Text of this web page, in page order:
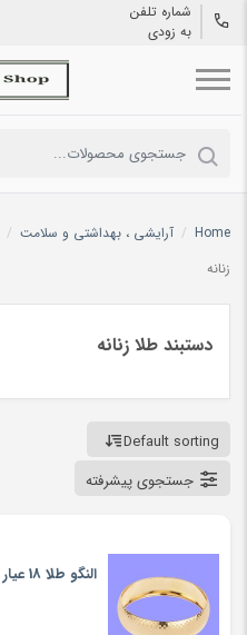
شماره تلفن
به زودی
Home
/ آرایشی ، بهداشتی و سلامت /
زنانه
دستبند طلا زنانه
Default sorting
جستجوی پیشرفته
النگو طلا 18 عیار زنانه گالری یارطلا کد AL47-G-2